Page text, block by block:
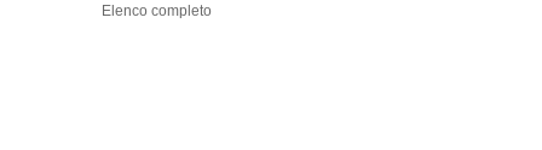
Elenco completo